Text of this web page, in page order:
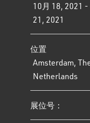
10月 18, 2021 -
21, 2021
位置
Amsterdam,
Netherlands
展位号：